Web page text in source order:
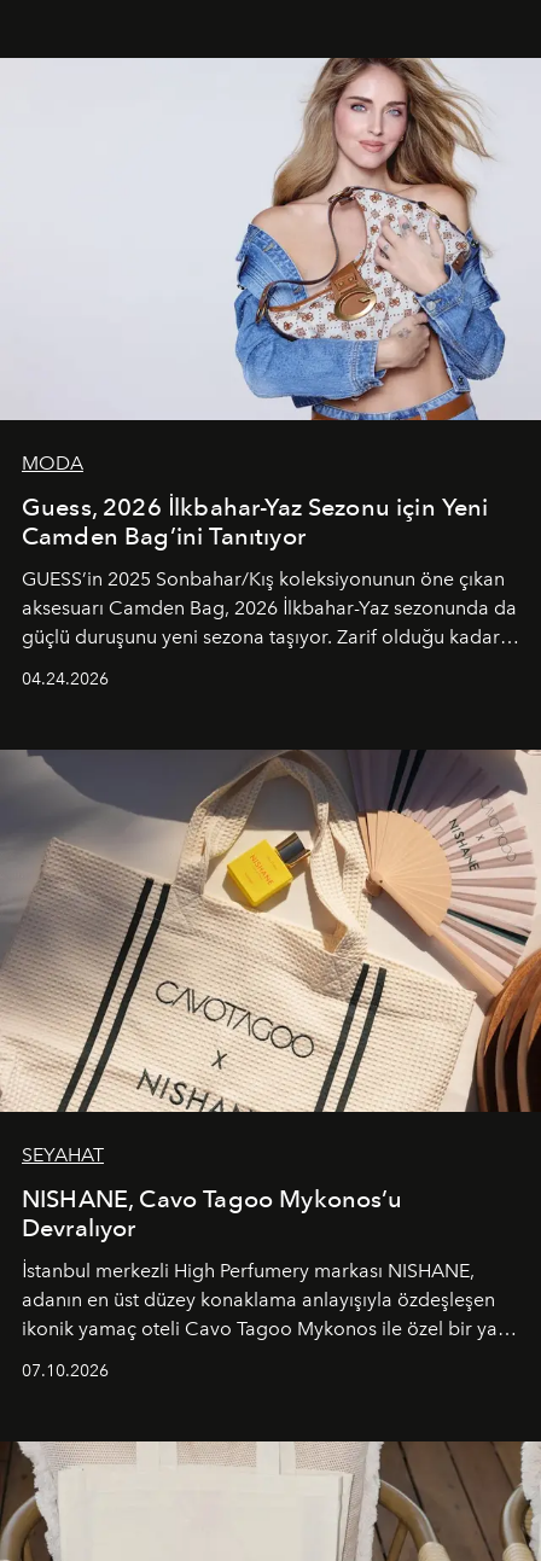
unsurlarından biri olarak öne çıkıyor.
MODA
Guess, 2026 İlkbahar-Yaz Sezonu için Yeni
Camden Bag’ini Tanıtıyor
GUESS’in 2025 Sonbahar/Kış koleksiyonunun öne çıkan
aksesuarı Camden Bag, 2026 İlkbahar-Yaz sezonunda da
güçlü duruşunu yeni sezona taşıyor. Zarif olduğu kadar
04.24.2026
SEYAHAT
NISHANE, Cavo Tagoo Mykonos’u
Devralıyor
İstanbul merkezli High Perfumery markası NISHANE,
adanın en üst düzey konaklama anlayışıyla özdeşleşen
ikonik yamaç oteli Cavo Tagoo Mykonos ile özel bir yaz
buluşturarak markanın Cavo Tagoo’daki varlığını
sürükleyici ve mevsime özel bir deneyime dönüştürüyor.
07.10.2026